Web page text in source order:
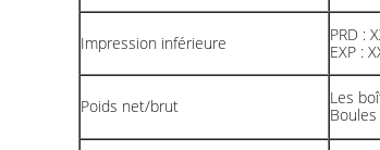
Impression inférieure
PRD :
EXP :
Poids net/brut
Les